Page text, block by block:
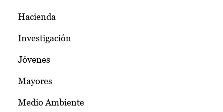
Hacienda
Investigación
Jóvenes
Mayores
Medio Ambiente